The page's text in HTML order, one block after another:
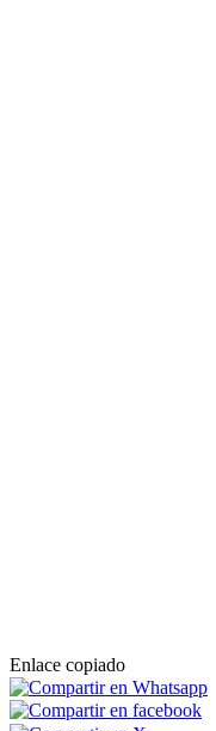
Enlace copiado